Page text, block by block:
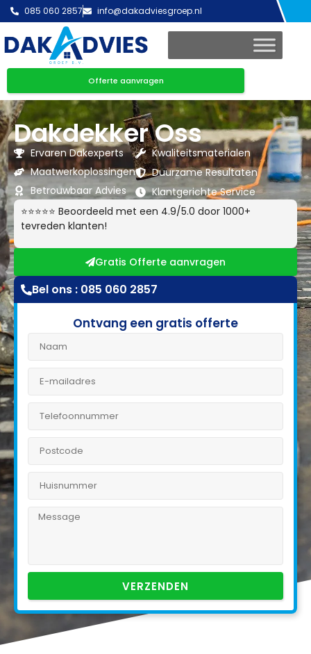
085 060 2857 info@dakadviesgroep.nl
Offerte aanvragen
Dakdekker Oss
Ervaren Dakexperts
Maatwerkoplossingen
Betrouwbaar Advies
Kwaliteitsmaterialen
Duurzame Resultaten
Klantgerichte Service
⭐⭐⭐⭐⭐ Beoordeeld met een 4.9/5.0 door 1000+
tevreden klanten!
Gratis Offerte aanvragen
Bel ons : 085 060 2857
Ontvang een gratis offerte
VERZENDEN